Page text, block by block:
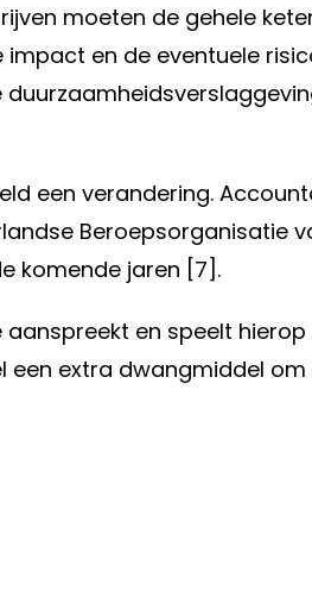
moeten de gehele
en de eventuele
een verandering.
Beroepsorganisatie
komende jaren [7].
en speelt hierop
extra dwangmiddel